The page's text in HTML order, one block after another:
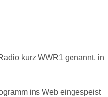
kurz WWR1 genannt, in
ins Web eingespeist